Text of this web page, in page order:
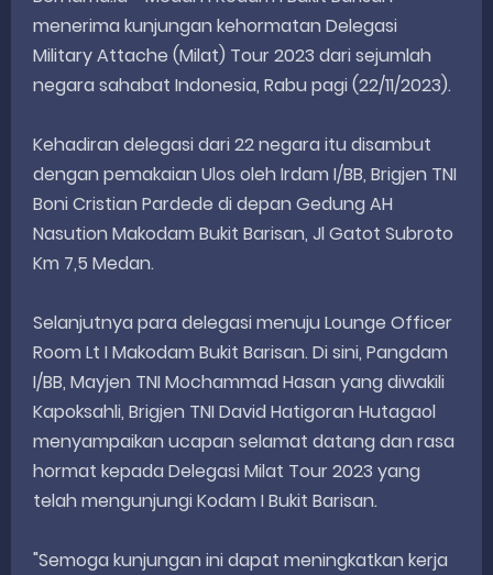
menerima kunjungan kehormatan Delegasi
Military Attache (Milat) Tour 2023 dari sejumlah
negara sahabat Indonesia, Rabu pagi (22/11/2023).
Kehadiran delegasi dari 22 negara itu disambut
dengan pemakaian Ulos oleh Irdam I/BB, Brigjen TNI
Boni Cristian Pardede di depan Gedung AH
Nasution Makodam Bukit Barisan, Jl Gatot Subroto
Km 7,5 Medan.
Selanjutnya para delegasi menuju Lounge Officer
Room Lt I Makodam Bukit Barisan. Di sini, Pangdam
I/BB, Mayjen TNI Mochammad Hasan yang diwakili
Kapoksahli, Brigjen TNI David Hatigoran Hutagaol
menyampaikan ucapan selamat datang dan rasa
hormat kepada Delegasi Milat Tour 2023 yang
telah mengunjungi Kodam I Bukit Barisan.
"Semoga kunjungan ini dapat meningkatkan kerja